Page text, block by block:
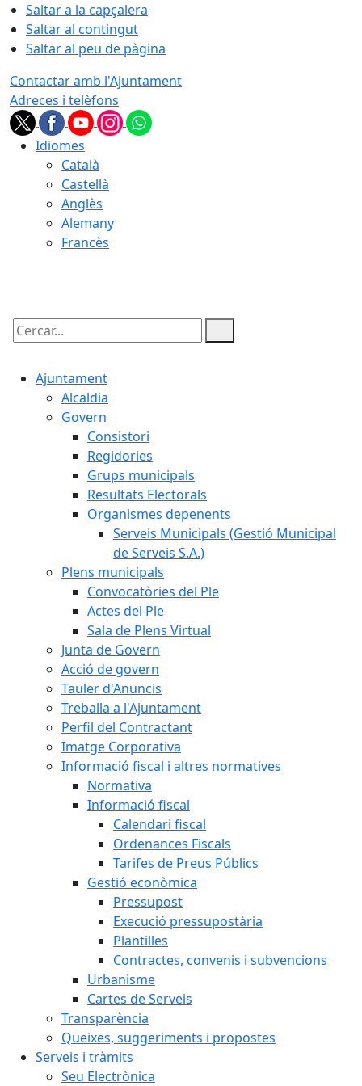
Saltar a la capçalera
Saltar al contingut
Saltar al peu de pàgina
Contactar amb l'Ajuntament
Adreces i telèfons
Idiomes
Català
Castellà
Anglès
Alemany
Francès
Cercar:
Ajuntament
Alcaldia
Govern
Consistori
Regidories
Grups municipals
Resultats Electorals
Organismes depenents
Serveis Municipals (Gestió Municipal
de Serveis S.A.)
Plens municipals
Convocatòries del Ple
Actes del Ple
Sala de Plens Virtual
Junta de Govern
Acció de govern
Tauler d'Anuncis
Treballa a l'Ajuntament
Perfil del Contractant
Imatge Corporativa
Informació fiscal i altres normatives
Normativa
Informació fiscal
Calendari fiscal
Ordenances Fiscals
Tarifes de Preus Públics
Gestió econòmica
Pressupost
Execució pressupostària
Plantilles
Contractes, convenis i subvencions
Urbanisme
Cartes de Serveis
Transparència
Queixes, suggeriments i propostes
Serveis i tràmits
Seu Electrònica